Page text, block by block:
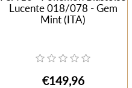
Lucente 018/078 - Gem
Mint (ITA)
€149,96